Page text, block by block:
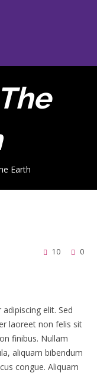
Earth
10 0
elit. Sed
laoreet non felis sit
finibus. Nullam
aliquam bibendum
congue. Aliquam